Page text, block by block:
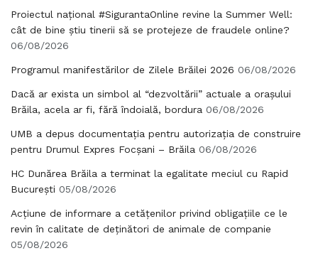
Proiectul național #SigurantaOnline revine la Summer Well:
cât de bine știu tinerii să se protejeze de fraudele online?
06/08/2026
Programul manifestărilor de Zilele Brăilei 2026 06/08/2026
Dacă ar exista un simbol al “dezvoltării” actuale a orașului
Brăila, acela ar fi, fără îndoială, bordura 06/08/2026
UMB a depus documentația pentru autorizația de construire
pentru Drumul Expres Focșani – Brăila 06/08/2026
HC Dunărea Brăila a terminat la egalitate meciul cu Rapid
București 05/08/2026
Acțiune de informare a cetățenilor privind obligațiile ce le
revin în calitate de deținători de animale de companie
05/08/2026